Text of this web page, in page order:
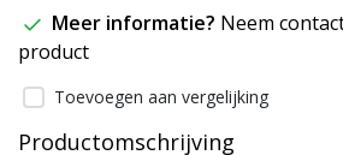
Meer informatie? Neem
product
Toevoegen aan vergelijking
Productomschrijving